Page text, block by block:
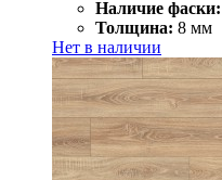
Наличие фаски:
Толщина: 8 мм
Нет в наличии